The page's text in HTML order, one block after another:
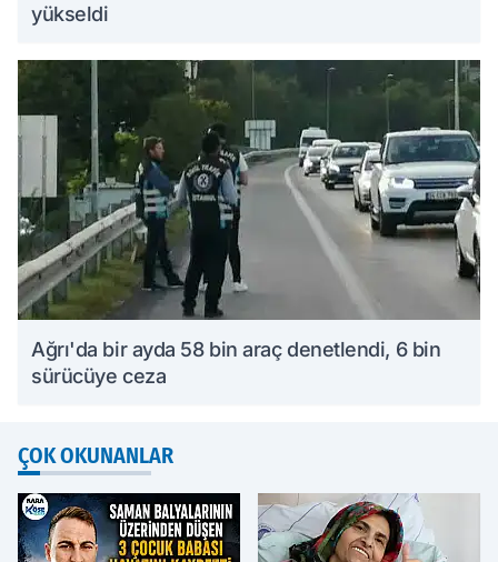
yükseldi
Ağrı'da bir ayda 58 bin araç denetlendi, 6 bin
sürücüye ceza
ÇOK OKUNANLAR